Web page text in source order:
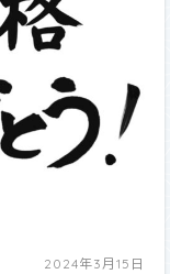
2024年3月15日